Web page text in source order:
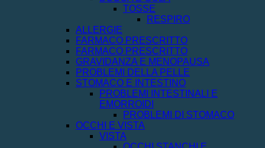
TOSSE
RESPIRO
ALLERGIE
FARMACO PRESCRITTO
FARMACO PRESCRITTO
GRAVIDANZA E MENOPAUSA
PROBLEMI DELLA PELLE
STOMACO E INTESTINO
PROBLEMI INTESTINALI E
EMORROIDI
PROBLEMI DI STOMACO
OCCHI E VISTA
VISTA